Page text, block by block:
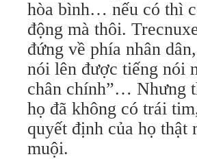
hòa bình… nếu có thì
động mà thôi.
đứng về phía nhân
nói lên được tiếng nói
chân chính”… Nhưng
họ đã không có trái
quyết định của họ
muội.